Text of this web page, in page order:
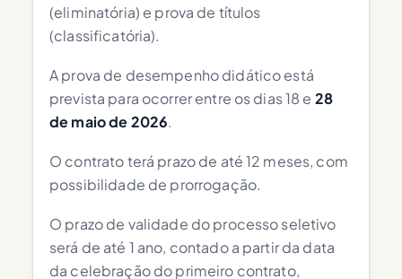
(eliminatória) e prova de títulos
(classificatória).
A prova de desempenho didático está
prevista para ocorrer entre os dias 18 e 28
de maio de 2026.
O contrato terá prazo de até 12 meses, com
possibilidade de prorrogação.
O prazo de validade do processo seletivo
será de até 1 ano, contado a partir da data
da celebração do primeiro contrato,